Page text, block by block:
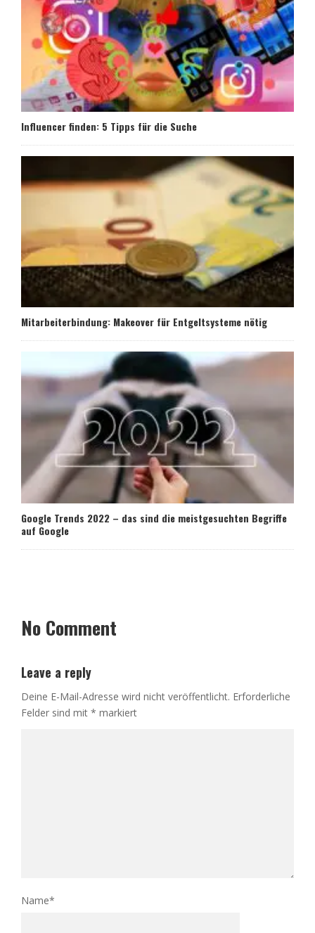
Influencer finden: 5 Tipps für die Suche
Mitarbeiterbindung: Makeover für Entgeltsysteme nötig
Google Trends 2022 – das sind die meistgesuchten Begriffe
auf Google
No Comment
Leave a reply
Deine E-Mail-Adresse wird nicht veröffentlicht. Erforderliche
Felder sind mit * markiert
Name*